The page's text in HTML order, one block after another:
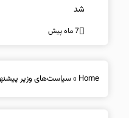
شد
7 ماه پیش
Home
»سیاست‌های وزیر